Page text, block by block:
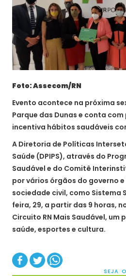
Foto: Assecom/RN
Evento acontece na próxima
Parque das Dunas e conta
incentiva hábitos saudáveis
A Diretoria de Políticas
Saúde (DPIPS), através do
Saudável e do Comitê
por vários órgãos do governo
sociedade civil, como Sistema
feira, 29, a partir das 9 horas,
Circuito RN Mais Saudável, um
saúde, esportes e cultura.
SEJA